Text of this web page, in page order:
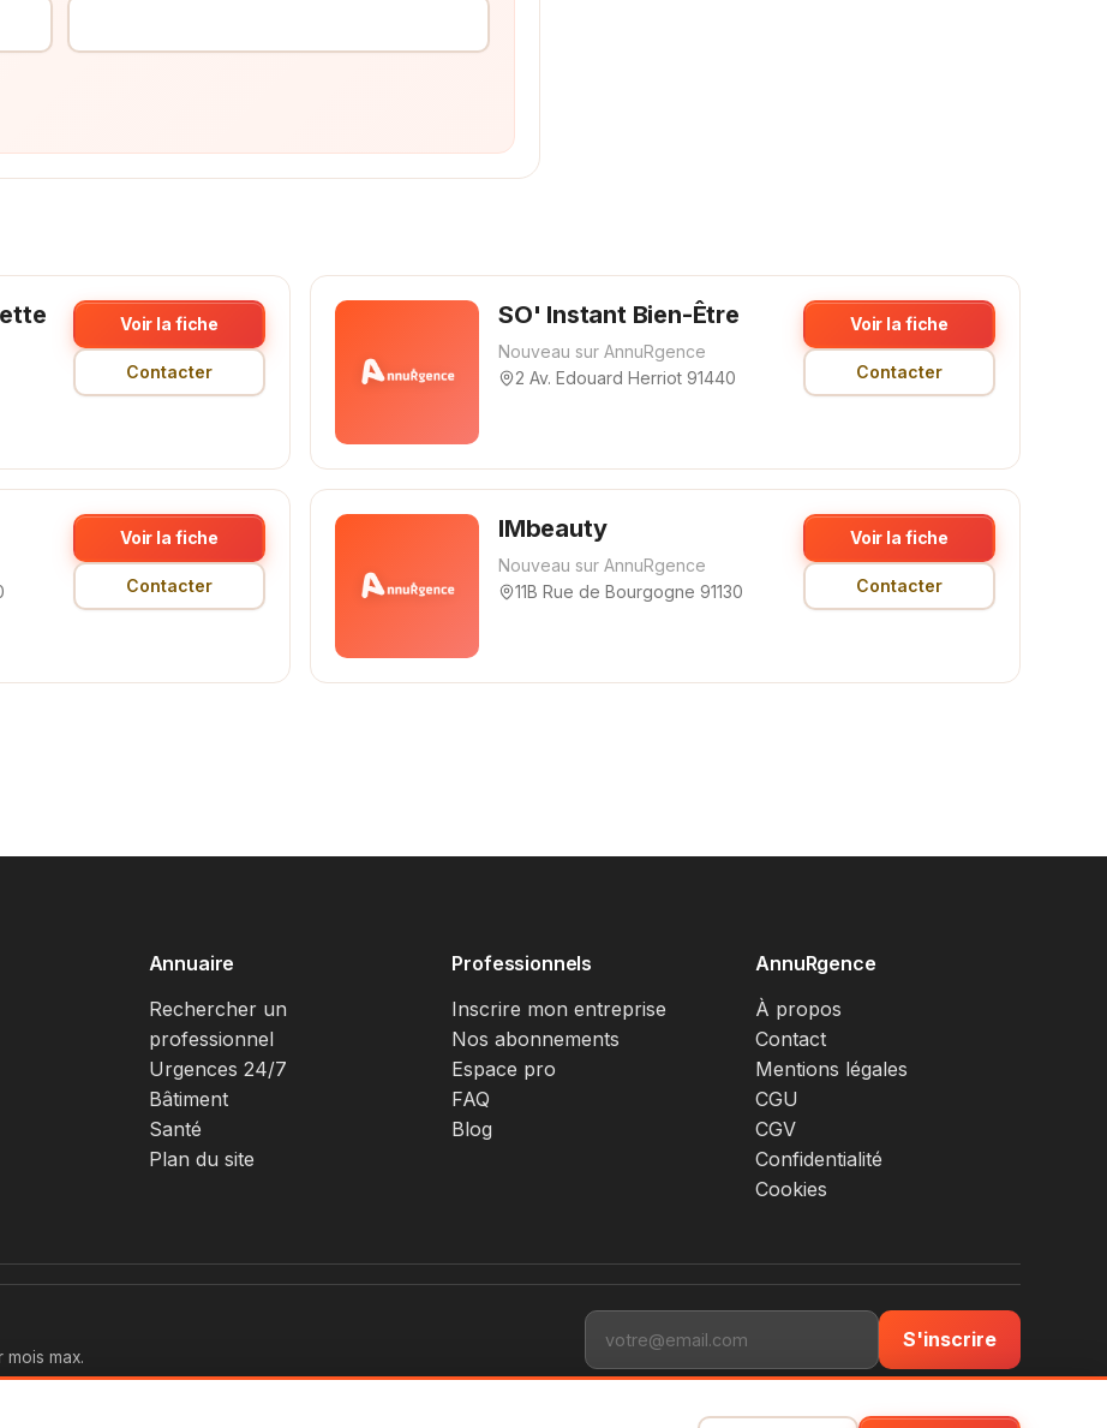
Voir la fiche
Contacter
SO' Instant Bien-Être
Nouveau sur AnnuRgence
2 Av. Edouard Herriot 91440
Voir la fiche
Contacter
Voir la fiche
Contacter
IMbeauty
Nouveau sur AnnuRgence
11B Rue de Bourgogne 91130
Voir la fiche
Contacter
Annuaire
Rechercher un
professionnel
Urgences 24/7
Bâtiment
Santé
Plan du site
Professionnels
Inscrire mon entreprise
Nos abonnements
Espace pro
FAQ
Blog
AnnuRgence
À propos
Contact
Mentions légales
CGU
CGV
Confidentialité
Cookies
mois max.
S'inscrire